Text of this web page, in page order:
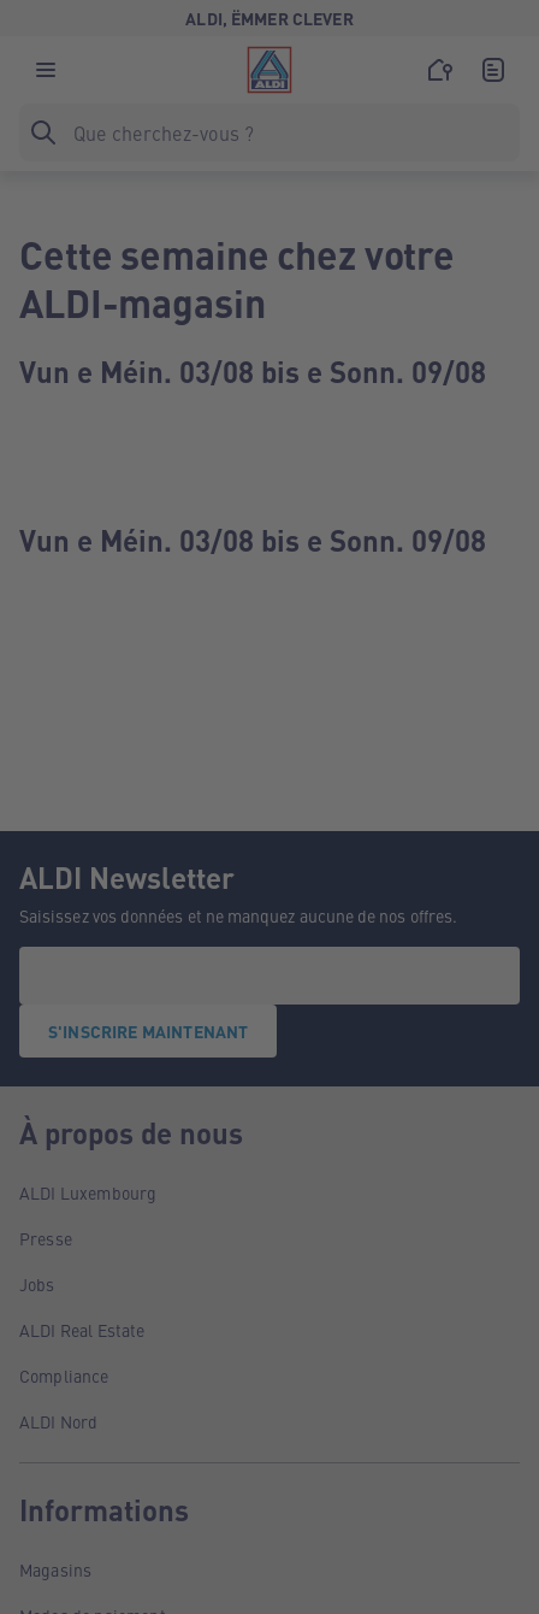
ALDI, ËMMER CLEVER
Cette semaine chez votre
ALDI-magasin
Vun e Méin. 03/08 bis e Sonn. 09/08
Vun e Méin. 03/08 bis e Sonn. 09/08
ALDI Newsletter
Saisissez vos données et ne manquez aucune de nos offres.
S'INSCRIRE MAINTENANT
À propos de nous
ALDI Luxembourg
Presse
Jobs
ALDI Real Estate
Compliance
ALDI Nord
Informations
Magasins